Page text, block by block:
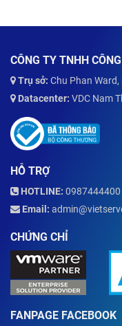
CÔNG TY TNHH
Trụ sở: Chu Phan
Datacenter: VDC Nam
HỖ TRỢ
HOTLINE: 0987444400
Email:
CHỨNG CHỈ
FANPAGE FACEBOOK